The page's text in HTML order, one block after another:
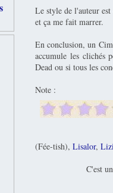
Le style de l'auteur
et ça me fait marrer.
En conclusion, un
accumule les clichés
Dead ou si tous les
Note :
(Fée-tish), Lisalor, Lizi
C'est